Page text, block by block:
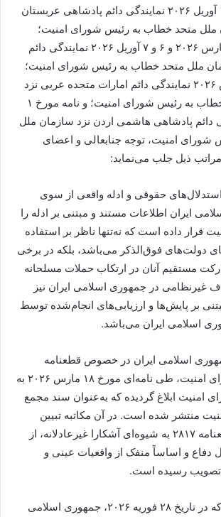
و ۶ آوریل ۲۰۲۶ و ۱۰ آوریل ۲۰۲۶ نمایندگی دائم پادشاهی عربستان
متحد خطاب به رئیس شورای امنیت؛
نامه‌های مورخ ۳۰ مارس ۲۰۲۶ و ۶ و ۷ آوریل ۲۰۲۶ نمایندگی دائم
ملل متحد خطاب به رئیس شورای امنیت؛
نامه مورخ ۳۱ مارس ۲۰۲۶ نمایندگی دائم امارات متحده عربی نزد
سازمان ملل متحد خطاب به رئیس شورای امنیت؛ و نامه مورخ ۱
نمایندگی دائم پادشاهی هاشمی اردن نزد سازمان ملل
امنیت، توجه جنابعالی و اعضای
ذیل جلب می‌نماید:
حقوقی و ادله واقعی از سوی
ایران اطلاعات مستند و مبتنی بر ادله را
قرار داده است که نه‌تنها ناظر بر استفاده
دولت‌های فوق‌الذکر می‌باشد، بلکه در برخی
مستقیم آنان در ارتکاب حملات مسلحانه
غیرنظامی در جمهوری اسلامی ایران نیز
بر پایش‌ها و ارزیابی‌های انجام‌شده توسط
اسلامی ایران می‌باشد.
اسلامی ایران در خصوص قطعنامه
غیرموجه ۲۸۱۷ شورای امنیت، طی نامه‌ای مورخ ۱۸ مارس ۲۰۲۶ به
امنیت ابلاغ گردیده که به‌عنوان سند مجمع
منتشر شده است. در آن مکاتبه تبیین
گردیده است که قطعنامه ۲۸۱۷ به شیوه‌ای آشکارا غیرعادلانه، از
و اساساً منفک از واقعیات عینی و
رسیده است.
۳. یادآوری می‌گردد که در تاریخ ۲۸ فوریه ۲۰۲۶، جمهوری اسلامی